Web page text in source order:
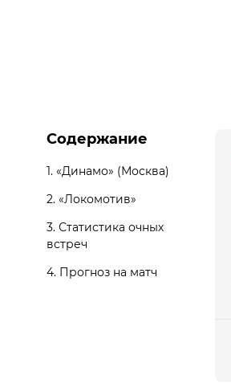
Содержание
1. «Динамо» (Москва)
2. «Локомотив»
3. Статистика очных
встреч
4. Прогноз на матч